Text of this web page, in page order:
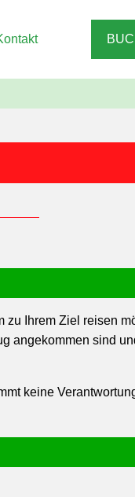
Ihrem Ziel reisen
angekommen sind
keine